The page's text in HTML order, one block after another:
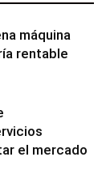
máquina
rentable
el mercado